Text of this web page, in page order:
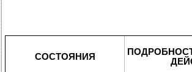
СОСТОЯНИЯ